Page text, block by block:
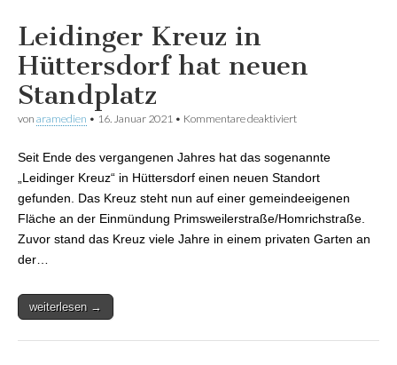
Leidinger Kreuz in
Hüttersdorf hat neuen
Standplatz
von aramedien • 16. Januar 2021 • Kommentare deaktiviert
Seit Ende des vergangenen Jahres hat das sogenannte
„Leidinger Kreuz“ in Hüttersdorf einen neuen Standort
gefunden. Das Kreuz steht nun auf einer gemeindeeigenen
Fläche an der Einmündung Primsweilerstraße/Homrichstraße.
Zuvor stand das Kreuz viele Jahre in einem privaten Garten an
der…
weiterlesen →